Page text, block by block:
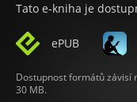
Tato e-kniha je
ePUB
Dostupnost formátů závisí
30 MB.